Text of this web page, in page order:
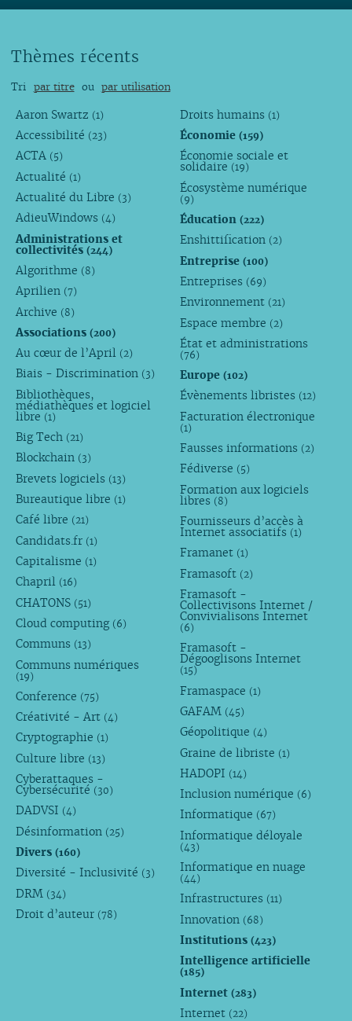
Thèmes récents
Tri par titre ou par utilisation
Aaron Swartz (1)
Accessibilité (23)
ACTA (5)
Actualité (1)
Actualité du Libre (3)
AdieuWindows (4)
Administrations et
collectivités (244)
Algorithme (8)
Aprilien (7)
Archive (8)
Associations (200)
Au cœur de l’April (2)
Biais - Discrimination (3)
Bibliothèques,
médiathèques et logiciel
libre (1)
Big Tech (21)
Blockchain (3)
Brevets logiciels (13)
Bureautique libre (1)
Café libre (21)
Candidats.fr (1)
Capitalisme (1)
Chapril (16)
CHATONS (51)
Cloud computing (6)
Communs (13)
Communs numériques
(19)
Conference (75)
Créativité - Art (4)
Cryptographie (1)
Culture libre (13)
Cyberattaques -
Cybersécurité (30)
DADVSI (4)
Désinformation (25)
Divers (160)
Diversité - Inclusivité (3)
DRM (34)
Droit d’auteur (78)
Droits humains (1)
Économie(159)
Économie sociale et
solidaire (19)
Écosystème numérique
(9)
Éducation(222)
Enshittification (2)
Entreprise(100)
Entreprises (69)
Environnement (21)
Espace membre (2)
État et administrations
(76)
Europe(102)
Évènements libristes (12)
Facturation électronique
(1)
Fausses informations (2)
Fédiverse (5)
Formation aux logiciels
libres (8)
Fournisseurs d’accès à
Internet associatifs (1)
Framanet (1)
Framasoft (2)
Framasoft -
Collectivisons Internet /
Convivialisons Internet
(6)
Framasoft -
Dégooglisons Internet
(15)
Framaspace (1)
GAFAM (45)
Géopolitique (4)
Graine de libriste (1)
HADOPI (14)
Inclusion numérique (6)
Informatique (67)
Informatique déloyale
(43)
Informatique en nuage
(44)
Infrastructures (11)
Innovation (68)
Institutions(423)
Intelligence artificielle
(185)
Internet(283)
Internet (22)